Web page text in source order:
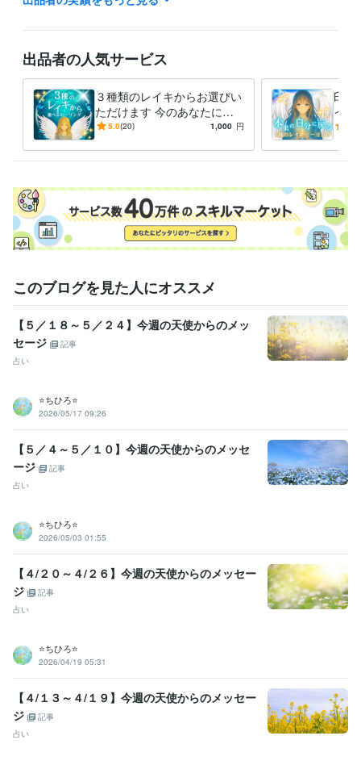
医療・介護 / 看護師 経験年数 : 15年
得意分野
占い レイキヒーリング
占い エンジェルカードリーディング
出品者の人気サービス
３種類のレイキからお選びい
ただけます 今のあなたにぴ
ったりの癒しをお届けします
5.0(20) 1,000 円
臼井
イキ
アル
このブログを見た人にオススメ
【５／１８～５／２４】今週の天使からのメッ
セージ
記事
占い
⭐️ちひろ⭐️
2026/05/17 09:26
【５／４～５／１０】今週の天使からのメッセ
ージ
記事
占い
⭐️ちひろ⭐️
2026/05/03 01:55
【４/２０～４/２６】今週の天使からのメッセー
ジ
記事
占い
⭐️ちひろ⭐️
2026/04/19 05:31
【４/１３～４/１９】今週の天使からのメッセー
ジ
記事
占い